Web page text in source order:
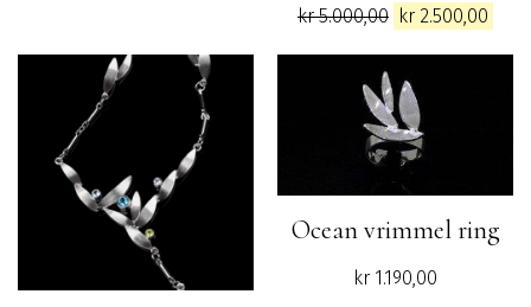
kr5.000,00 Opprinnelig
kr 5.000,00.
kr 2.500,00
Ocean vrimmel ring
kr 1.190,00